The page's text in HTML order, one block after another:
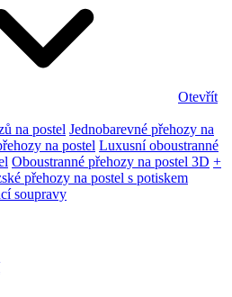
Otevřít
na postel Jednobarevné přehozy na
na postel Luxusní oboustranné
Oboustranné přehozy na postel 3D +
přehozy na postel s potiskem
soupravy